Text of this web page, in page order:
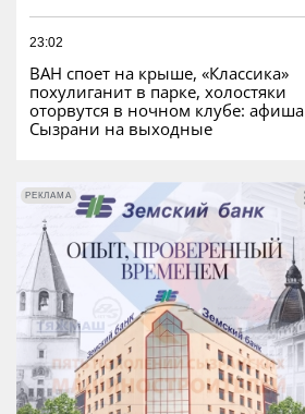
23:02
ВАН споет на крыше, «Классика»
похулиганит в парке, холостяки
оторвутся в ночном клубе: афиша
Сызрани на выходные
РЕКЛАМА
РЕКЛАМА